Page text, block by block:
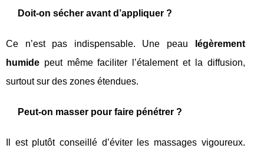
Doit-on sécher avant d’appliquer ?
Ce n’est pas indispensable. Une peau
légèrement
humide peut même faciliter l’étalement et la diffusion,
surtout sur des zones étendues.
Peut-on masser pour faire pénétrer ?
Il est plutôt conseillé d’éviter les massages vigoureux.